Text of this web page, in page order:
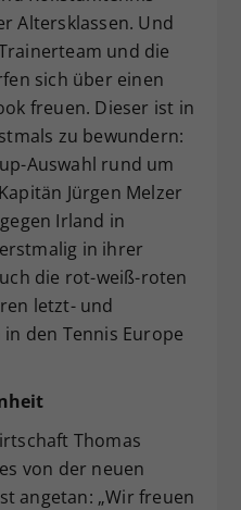
Altersklassen. Und
und die
sich über einen
freuen. Dieser ist in
zu bewundern:
Auswahl rund um
Jürgen Melzer
Irland in
in ihrer
die rot-weiß-roten
letzt- und
den Tennis Europe
Thomas
von der neuen
angetan: „Wir freuen